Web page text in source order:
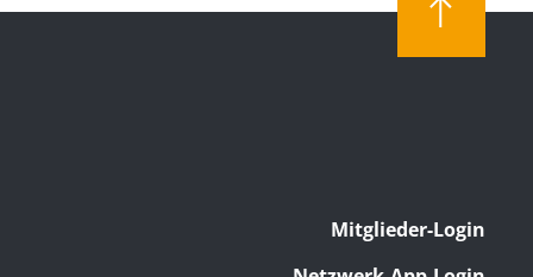
Mitglieder-Login